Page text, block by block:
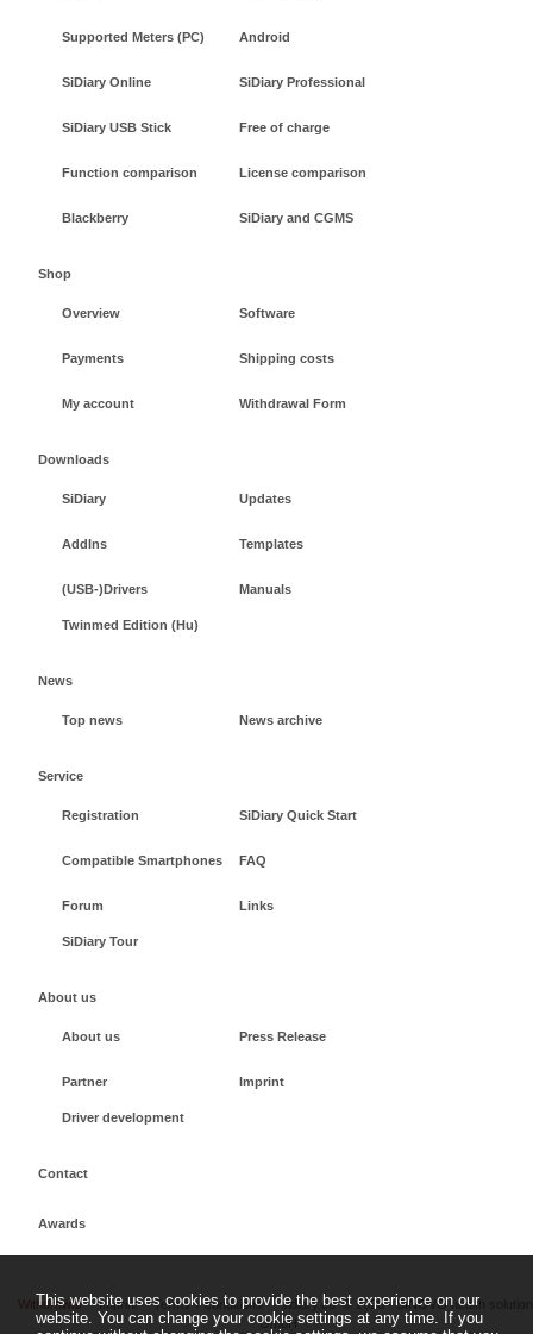
Supported Meters (PC) Android
SiDiary Online SiDiary Professional
SiDiary USB Stick Free of charge
Function comparison License comparison
Blackberry SiDiary and CGMS
Shop
Overview Software
Payments Shipping costs
My account Withdrawal Form
Downloads
SiDiary Updates
AddIns Templates
(USB-)Drivers Manuals
Twinmed Edition (Hu)
News
Top news News archive
Service
Registration SiDiary Quick Start
Compatible Smartphones FAQ
Forum Links
SiDiary Tour
About us
About us Press Release
Partner Imprint
Driver development
Contact
Awards
Withdrawal Imprint Terms + conditions sidiary.eu ©2026 - SINOVO health
GmbH
This website uses cookies to provide the best experience on our
website. You can change your cookie settings at any time. If you